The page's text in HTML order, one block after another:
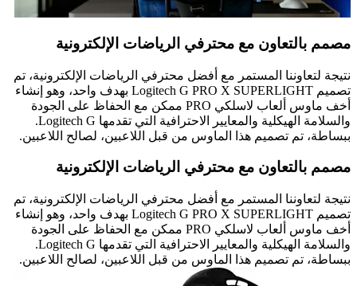
مصمم بالتعاون مع محترفي الرياضات الإلكترونية
نتيجة لتعاوننا المستمر مع أفضل محترفي الرياضات الإلكترونية، تم
تصميم Logitech G PRO X SUPERLIGHT بهدف واحد، وهو إنشاء
أخف ماوس ألعاب لاسلكي PRO ممكن مع الحفاظ على الجودة
والسلامة الهيكلية والمعايير الاحترافية التي تقدمها Logitech G.
ببساطة، تم تصميم هذا الماوس من قبل اللاعبين، لصالح اللاعبين.
مصمم بالتعاون مع محترفي الرياضات الإلكترونية
نتيجة لتعاوننا المستمر مع أفضل محترفي الرياضات الإلكترونية، تم
تصميم Logitech G PRO X SUPERLIGHT بهدف واحد، وهو إنشاء
أخف ماوس ألعاب لاسلكي PRO ممكن مع الحفاظ على الجودة
والسلامة الهيكلية والمعايير الاحترافية التي تقدمها Logitech G.
ببساطة، تم تصميم هذا الماوس من قبل اللاعبين، لصالح اللاعبين.